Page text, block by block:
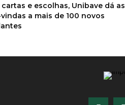
cartas e escolhas, Unibave dá as
a mais de 100 novos